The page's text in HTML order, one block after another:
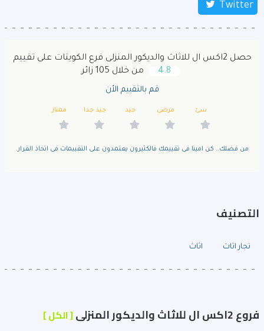
Twitter
حصل 2اكس ال للاثاث والديكور المنزلى فرع الكويتات على تقييم
4.8
من خلال 105 زائر
قم بالتقييم الأن
سئ مرضى جيد جيد جدا ممتاز
من فضلك.. كن امينا فى تقييمك فالكثيرون يعتمدون على التقييمات فى اتخاذ القرار.
التصنيف
تجار اثاث اثاث
فروع 2اكس ال للاثاث والديكور المنزلى [ الكل ]